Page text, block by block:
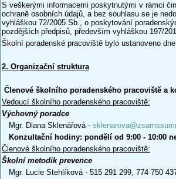
S veškerými informacemi poskytnutými v rámci
ochraně osobních údajů, a bez souhlasu se je
vyhláškou 72/2005 Sb., o poskytování
pozdějších předpisů, především vyhláškou 197/
Školní poradenské pracoviště bylo ustanoveno
2. Organizační struktura
Členové školního poradenského pracoviště a
Vedoucí školního poradenského pracoviště:
Výchovný poradce
Mgr. Diana Sklenářová -
Konzultační hodiny: pondělí od 9:00 - 10:00
Členové školního poradenského pracoviště:
Školní metodik prevence
Mgr. Lucie Stehlíková - 515 291 299, 774 750